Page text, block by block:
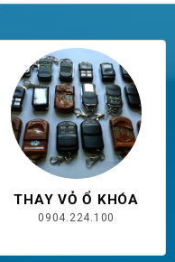
THAY VỎ Ổ KHÓA
0904.224.100